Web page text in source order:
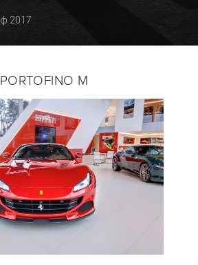
PORTOFINO M